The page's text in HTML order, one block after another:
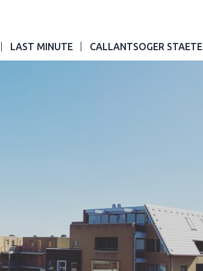
LAST MINUTE CALLANTSOGER STAETE